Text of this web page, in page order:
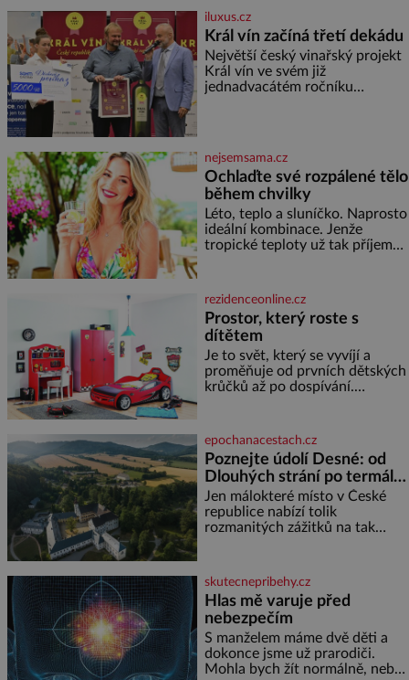
dobyvatelské hordy zastavit. Co
nedokáže žádná z asijských říší,
co nedokážou Němci – to
dokáže český král. Nebo že by
ne? Mongolové od roku 1223
postupují podél Kaspického a
iluxus.cz
Král vín začíná třetí dekádu
Největší český vinařský projekt
Král vín ve svém již
jednadvacátém ročníku
nejsemsama.cz
Ochlaďte své rozpálené tělo
během chvilky
Léto, teplo a sluníčko. Naprosto
ideální kombinace. Jenže
tropické teploty už tak příjemné
dyž se nám tropy zaryjí pod
kůži, hledáme úlevu v bazénu
nebo pomocí klimatizace. Jenže
ne vždycky můžeme být v jejich
blízkosti. Nemusíte však zoufat.
Pokud budete mít promyšlený
jídelníček, žadné pařáky si na
rezidenceonline.cz
Prostor, který roste s
dítětem
Je to svět, který se vyvíjí a
proměňuje od prvních dětských
krůčků až po dospívání.
soustředění i odpočinek a
reaguje na každou etapu života
a specifické potřeby dítěte. Pro
nejmenší je klíčová
jednoduchost, měkkost a
bezpečí, proto by pokoj
miminka měl působit především
epochanacestach.cz
Poznejte údolí Desné: od
Dlouhých strání po termální
prameny
Jen málokteré místo v České
republice nabízí tolik
rozmanitých zážitků na tak
jediného dne můžete
nahlédnout do útrob jedné z
nejvýznamnějších vodních
elektráren v Evropě, vydat se na
horské hřebeny, projet se na
koloběžce a den zakončit
poznáváním památek ve
skutecnepribehy.cz
Hlas mě varuje před
nebezpečím
S manželem máme dvě děti a
dokonce jsme už prarodiči.
Mohla bych žít normálně, nebýt